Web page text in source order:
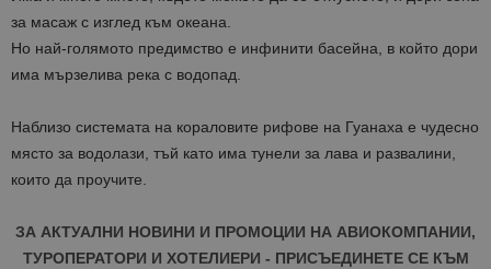
за масаж с изглед към океана.
Но най-голямото предимство е инфинити басейна, в който дори
има мързелива река с водопад.
Наблизо системата на кораловите рифове на Гуанаха е чудесно
място за водолази, тъй като има тунели за лава и развалини,
които да проучите.
ЗА АКТУАЛНИ НОВИНИ И ПРОМОЦИИ НА АВИОКОМПАНИИ,
ТУРОПЕРАТОРИ И ХОТЕЛИЕРИ - ПРИСЪЕДИНЕТЕ СЕ КЪМ